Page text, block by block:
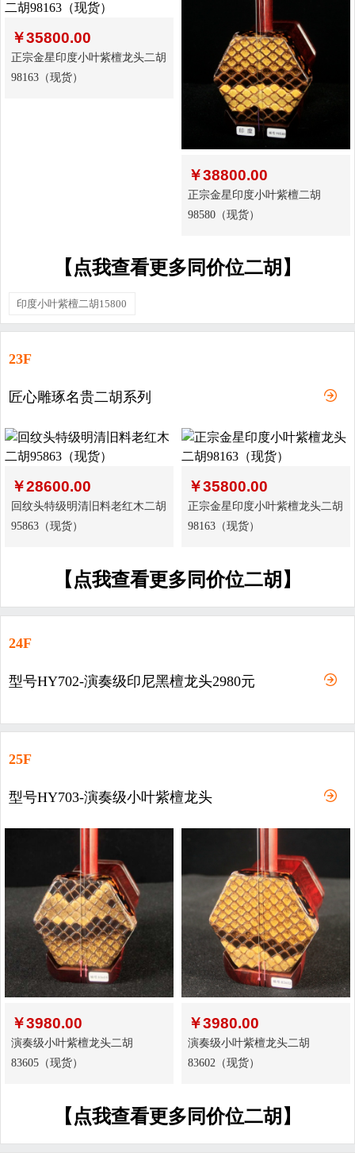
￥35800.00
正宗金星印度小叶紫檀龙头二胡
98163（现货）
￥38800.00
正宗金星印度小叶紫檀二胡
98580（现货）
【点我查看更多同价位二胡】
印度小叶紫檀二胡15800
23F
匠心雕琢名贵二胡系列
￥28600.00
回纹头特级明清旧料老红木二胡
95863（现货）
￥35800.00
正宗金星印度小叶紫檀龙头二胡
98163（现货）
【点我查看更多同价位二胡】
24F
型号HY702-演奏级印尼黑檀龙头2980元
25F
型号HY703-演奏级小叶紫檀龙头
￥3980.00
演奏级小叶紫檀龙头二胡
83605（现货）
￥3980.00
演奏级小叶紫檀龙头二胡
83602（现货）
【点我查看更多同价位二胡】